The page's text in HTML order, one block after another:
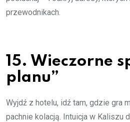
przewodnikach.
15. Wieczorne
planu”
Wyjdź z hotelu, idź tam, gdzie gra
pachnie kolacją. Intuicja w Kaliszu